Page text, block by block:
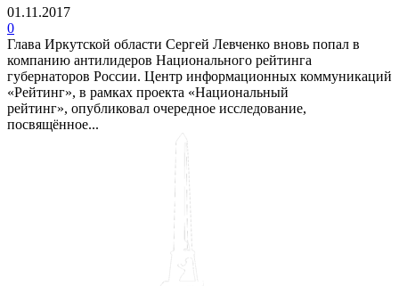
01.11.2017
0
Глава Иркутской области Сергей Левченко вновь попал в
компанию антилидеров Национального рейтинга
губернаторов России. Центр информационных коммуникаций
«Рейтинг», в рамках проекта «Национальный
рейтинг», опубликовал очередное исследование,
посвящённое...